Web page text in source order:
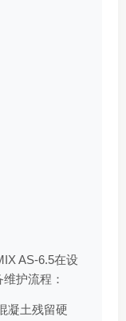
AS-6.5在设
护流程：
凝土残留硬